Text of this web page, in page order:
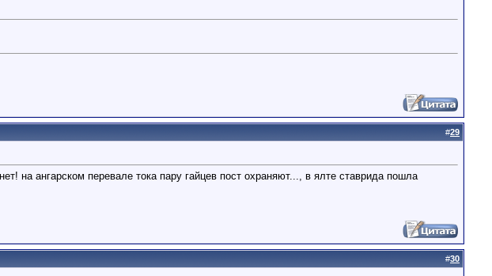
#29
на ангарском перевале тока пару гайцев пост охраняют..., в ялте ставрида пошла
#30